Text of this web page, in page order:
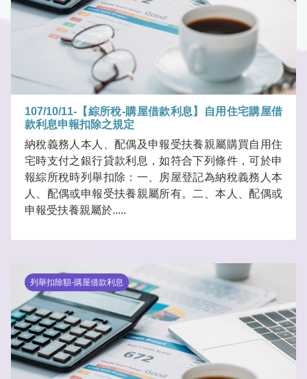
107/10/11-【綜所稅-購屋借款利息】自用住宅購屋借
款利息申報扣除之規定
納稅義務人本人、配偶及申報受扶養親屬購買自用住
宅時支付之銀行貸款利息，如符合下列條件，可於申
報綜所稅時列舉扣除：一、房屋登記為納稅義務人本
人、配偶或申報受扶養親屬所有。二、本人、配偶或
申報受扶養親屬於.....
列舉扣除額-購屋借款利息